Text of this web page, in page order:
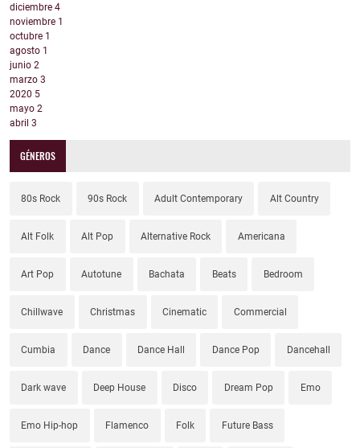
diciembre 4
noviembre 1
octubre 1
agosto 1
junio 2
marzo 3
2020 5
mayo 2
abril 3
GÉNEROS
80s Rock 90s Rock Adult Contemporary Alt Country
Alt Folk Alt Pop Alternative Rock Americana
Art Pop Autotune Bachata Beats Bedroom
Chillwave Christmas Cinematic Commercial
Cumbia Dance Dance Hall Dance Pop Dancehall
Dark wave Deep House Disco Dream Pop Emo
Emo Hip-hop Flamenco Folk Future Bass